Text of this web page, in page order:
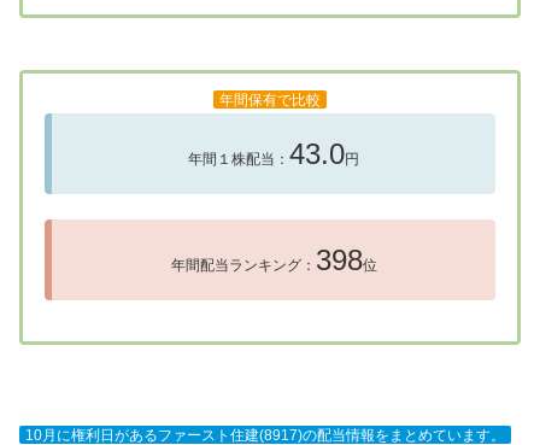
年間保有で比較
年間１株配当： 43.0円
年間配当ランキング： 398位
10月に権利日があるファースト住建(8917)の配当情報をまとめています。